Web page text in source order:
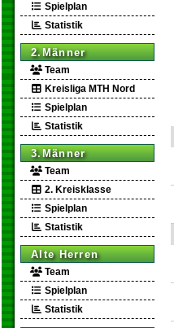
Spielplan
Statistik
2.Männer
Team
Kreisliga MTH Nord
Spielplan
Statistik
3.Männer
Team
2. Kreisklasse
Spielplan
Statistik
Alte Herren
Team
Spielplan
Statistik